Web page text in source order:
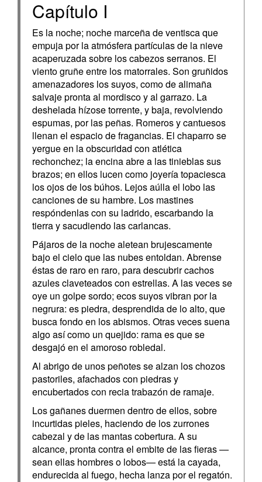
Capítulo I
Es la noche; noche marceña de ventisca que
empuja por la atmósfera partículas de la nieve
acaperuzada sobre los cabezos serranos. El
viento gruñe entre los matorrales. Son gruñidos
amenazadores los suyos, como de alimaña
salvaje pronta al mordisco y al garrazo. La
deshelada hízose torrente, y baja, revolviendo
espumas, por las peñas. Romeros y cantuesos
llenan el espacio de fragancias. El chaparro se
yergue en la obscuridad con atlética
rechonchez; la encina abre a las tinieblas sus
brazos; en ellos lucen como joyería topaciesca
los ojos de los búhos. Lejos aúlla el lobo las
canciones de su hambre. Los mastines
respóndenlas con su ladrido, escarbando la
tierra y sacudiendo las carlancas.
Pájaros de la noche aletean brujescamente
bajo el cielo que las nubes entoldan. Abrense
éstas de raro en raro, para descubrir cachos
azules claveteados con estrellas. A las veces se
oye un golpe sordo; ecos suyos vibran por la
negrura: es piedra, desprendida de lo alto, que
busca fondo en los abismos. Otras veces suena
algo así como un quejido: rama es que se
desgajó en el amoroso robledal.
Al abrigo de unos peñotes se alzan los chozos
pastoriles, afachados con piedras y
encubertados con recia trabazón de ramaje.
Los gañanes duermen dentro de ellos, sobre
incurtidas pieles, haciendo de los zurrones
cabezal y de las mantas cobertura. A su
alcance, pronta contra el embite de las fieras —
sean ellas hombres o lobos— está la cayada,
endurecida al fuego, hecha lanza por el regatón.